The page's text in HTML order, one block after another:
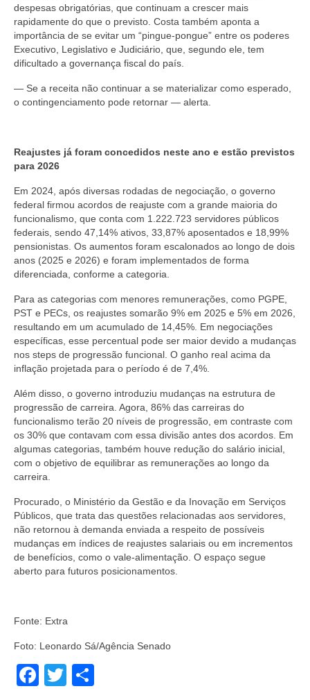
despesas obrigatórias, que continuam a crescer mais
rapidamente do que o previsto. Costa também aponta a
importância de se evitar um “pingue-pongue” entre os poderes
Executivo, Legislativo e Judiciário, que, segundo ele, tem
dificultado a governança fiscal do país.
— Se a receita não continuar a se materializar como esperado,
o contingenciamento pode retornar — alerta.
Reajustes já foram concedidos neste ano e estão previstos
para 2026
Em 2024, após diversas rodadas de negociação, o governo
federal firmou acordos de reajuste com a grande maioria do
funcionalismo, que conta com 1.222.723 servidores públicos
federais, sendo 47,14% ativos, 33,87% aposentados e 18,99%
pensionistas. Os aumentos foram escalonados ao longo de dois
anos (2025 e 2026) e foram implementados de forma
diferenciada, conforme a categoria.
Para as categorias com menores remunerações, como PGPE,
PST e PECs, os reajustes somarão 9% em 2025 e 5% em 2026,
resultando em um acumulado de 14,45%. Em negociações
específicas, esse percentual pode ser maior devido a mudanças
nos steps de progressão funcional. O ganho real acima da
inflação projetada para o período é de 7,4%.
Além disso, o governo introduziu mudanças na estrutura de
progressão de carreira. Agora, 86% das carreiras do
funcionalismo terão 20 níveis de progressão, em contraste com
os 30% que contavam com essa divisão antes dos acordos. Em
algumas categorias, também houve redução do salário inicial,
com o objetivo de equilibrar as remunerações ao longo da
carreira.
Procurado, o Ministério da Gestão e da Inovação em Serviços
Públicos, que trata das questões relacionadas aos servidores,
não retornou à demanda enviada a respeito de possíveis
mudanças em índices de reajustes salariais ou em incrementos
de benefícios, como o vale-alimentação. O espaço segue
aberto para futuros posicionamentos.
Fonte: Extra
Foto: Leonardo Sá/Agência Senado
Facebook
Twitter